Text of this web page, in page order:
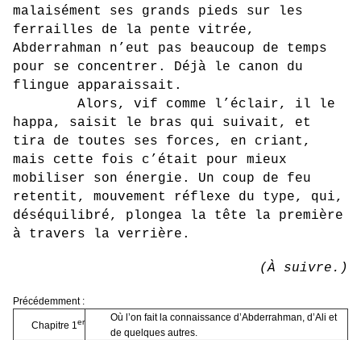
malaisément ses grands pieds sur les
ferrailles de la pente vitrée,
Abderrahman n’eut pas beaucoup de temps
pour se concentrer. Déjà le canon du
flingue apparaissait.
Alors, vif comme l’éclair, il le
happa, saisit le bras qui suivait, et
tira de toutes ses forces, en criant,
mais cette fois c’était pour mieux
mobiliser son énergie. Un coup de feu
retentit, mouvement réflexe du type, qui,
déséquilibré, plongea la tête la première
à travers la verrière.
(À suivre.)
Précédemment :
Chapitre 1er
Où l’on fait la connaissance d’Abderrahman, d’Ali et
de quelques autres.